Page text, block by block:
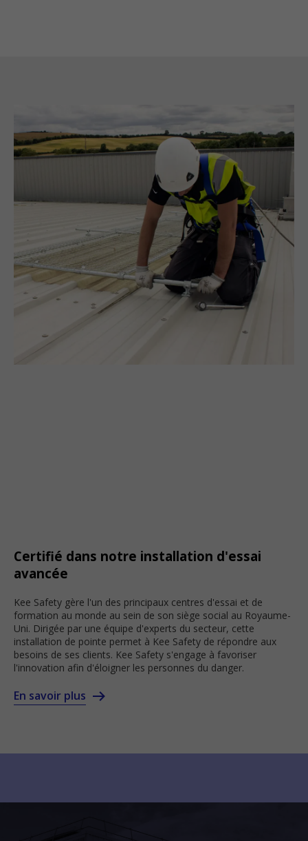
Certifié dans notre installation d'essai
avancée
Kee Safety gère l'un des principaux centres d'essai et de
formation au monde au sein de son siège social au Royaume-
Uni. Dirigée par une équipe d'experts du secteur, cette
installation de pointe permet à Kee Safety de répondre aux
besoins de ses clients. Kee Safety s'engage à favoriser
l'innovation afin d'éloigner les personnes du danger.
En savoir plus